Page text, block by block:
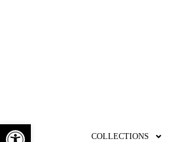
COLLECTIONS
Ouvrir la barre d’outils